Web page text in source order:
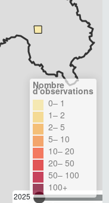
2025
Nombre
d'observations
0– 1
1– 2
2– 5
5– 10
10– 20
20– 50
50– 100
100+